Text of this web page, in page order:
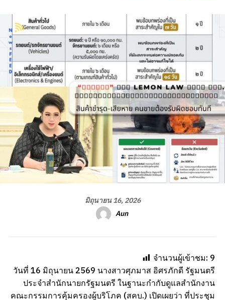
มิถุนายน 16, 2026
Aun
จำนวนผู้เข้าชม: 9
วันที่ 16 มิถุนายน 2569 นางสาวศุภมาส อิศรภักดี รัฐมนตรี
ประจำสำนักนายกรัฐมนตรี ในฐานะกำกับดูแลสำนักงาน
คณะกรรมการคุ้มครองผู้บริโภค (สคบ.) เปิดเผยว่า ที่ประชุม